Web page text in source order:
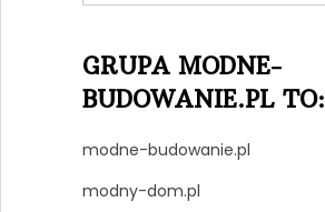
GRUPA MODNE-
BUDOWANIE.PL TO:
modne-budowanie.pl
modny-dom.pl